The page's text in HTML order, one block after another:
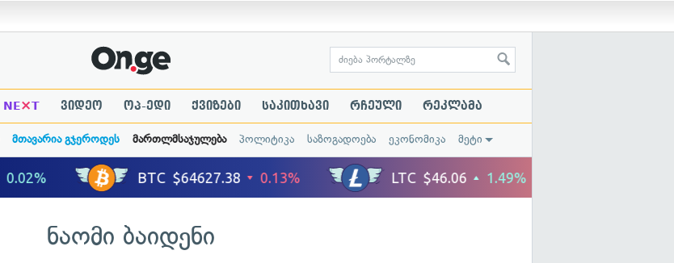
NE×T ვიდეო ოპ-ედი ქვიზები საკითხავი რჩეული რეკლამა
მთავარია გჯეროდეს მართლმსაჯულება პოლიტიკა საზოგადოება ეკონომიკა მეტი
ნაომი ბაიდენი